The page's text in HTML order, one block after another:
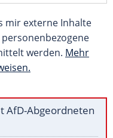
mir externe Inhalte
werden. Mehr
AfD-Abgeordneten